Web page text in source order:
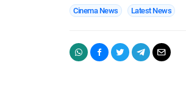
Cinema News Latest News